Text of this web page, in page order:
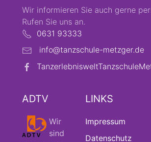
Wir informieren Sie auch gerne
Rufen Sie uns an.
0631 93333
info@tanzschule-metzger.de
ADTV
Wir
sind
LINKS
Impressum
Datenschutz